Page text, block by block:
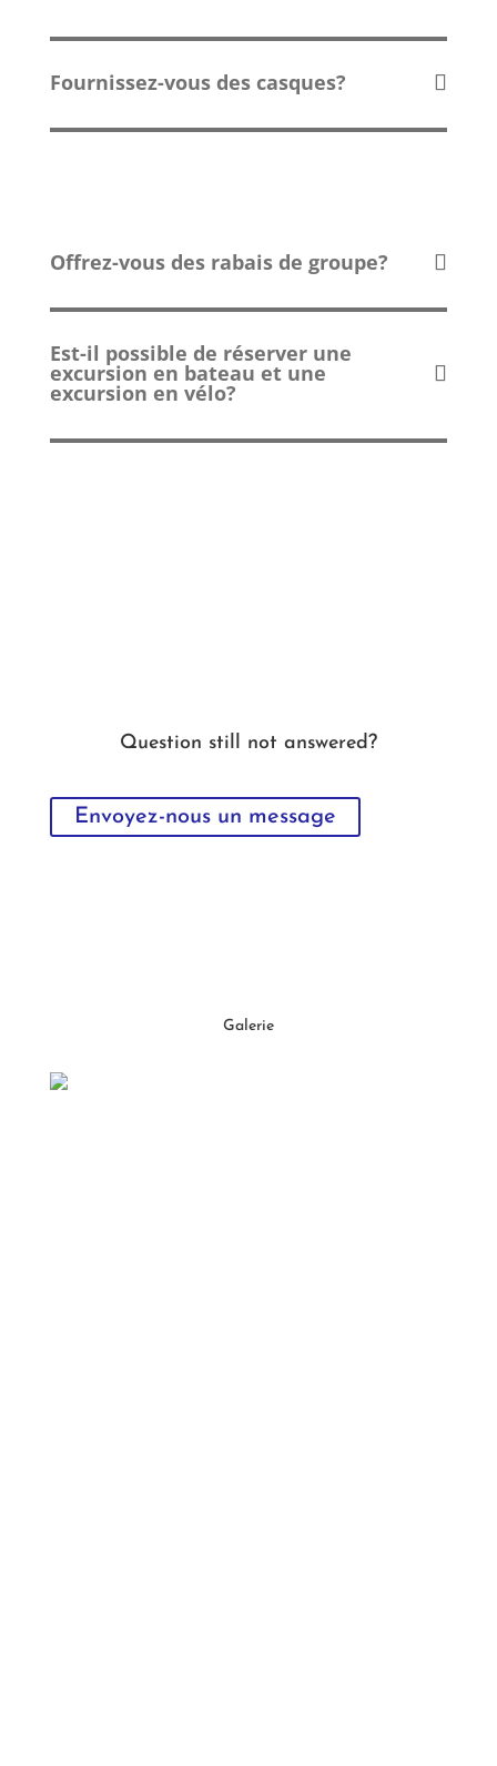
Fournissez-vous des casques?
Offrez-vous des rabais de groupe?
Est-il possible de réserver une
excursion en bateau et une
excursion en vélo?
Question still not answered?
Envoyez-nous un message
Galerie